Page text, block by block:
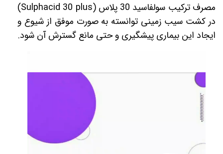
مصرف ترکیب سولفاسید 30 پلاس (Sulphacid 30 plus)
در کشت سیب زمینی توانسته به صورت موفق از شیوع و
ایجاد این بیماری پیشگیری و حتی مانع گسترش آن شود.